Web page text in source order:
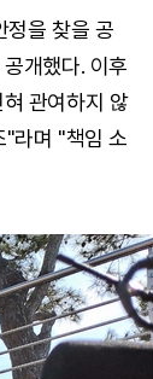
정을 찾을 공
개했다. 이후
관여하지 않
"라며 "책임 소